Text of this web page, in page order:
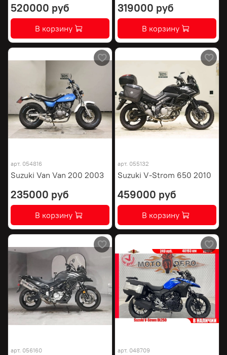
520000 руб
В корзину
319000 руб
В корзину
арт. 054816
Suzuki Van Van 200 2003
235000 руб
В корзину
арт. 055132
Suzuki V-Strom 650 2010
459000 руб
В корзину
арт. 056160 арт. 048709